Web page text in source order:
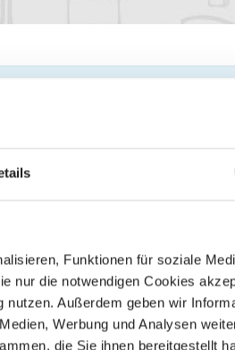
Funktionen für soziale
nur die notwendigen Cookies
Außerdem geben wir
Werbung und Analysen
die Sie ihnen bereitgestellt
mich nach der Behandlung nachhaltig